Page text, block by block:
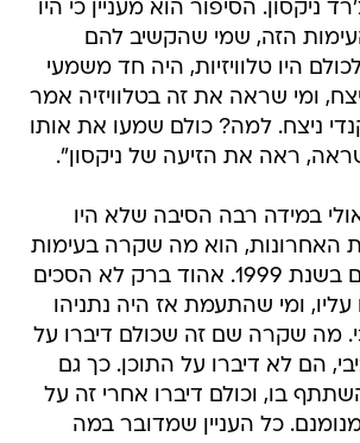
ניקסון. הסיפור הוא מעניין כי היו
הזה, שמי שהקשיב להם
היו טלוויזיות, היה חד משמעי
ומי שראה את זה בטלוויזיה אמר
ניצח. למה? כולם שמעו את אותו
ראה את הזיעה של ניקסון".
במידה רבה הסיבה שלא היו
האחרונות, הוא מה שקרה בעימות
האחרון שהתקיים בשנת 1999. אהוד ברק לא הסכים
עליו, ומי שהתעמת אז היה נתניהו
מה שקרה שם זה שכולם דיברו על
הם לא דיברו על התוכן. כך גם
בו, וכולם דיברו אחרי זה על
כל העניין שמדובר במה